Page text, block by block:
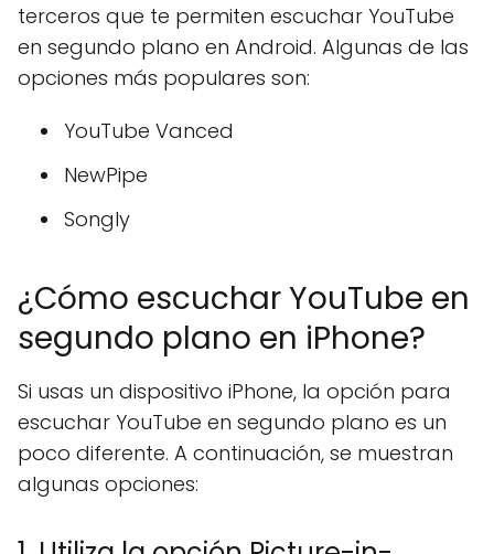
terceros que te permiten escuchar YouTube
en segundo plano en Android. Algunas de las
opciones más populares son:
YouTube Vanced
NewPipe
Songly
¿Cómo escuchar YouTube en
segundo plano en iPhone?
Si usas un dispositivo iPhone, la opción para
escuchar YouTube en segundo plano es un
poco diferente. A continuación, se muestran
algunas opciones: